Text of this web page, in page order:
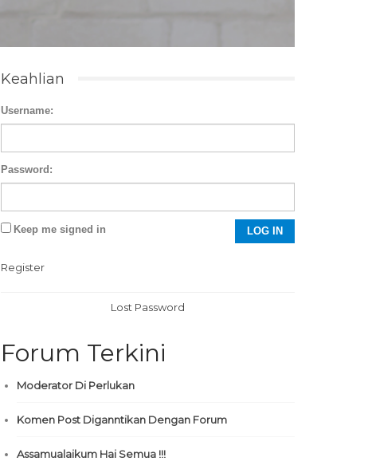
Keahlian
Username:
Password:
Keep me signed in LOG IN
Register
Lost Password
Forum Terkini
Moderator Di Perlukan
Komen Post Diganntikan Dengan Forum
Assamualaikum Hai Semua !!!